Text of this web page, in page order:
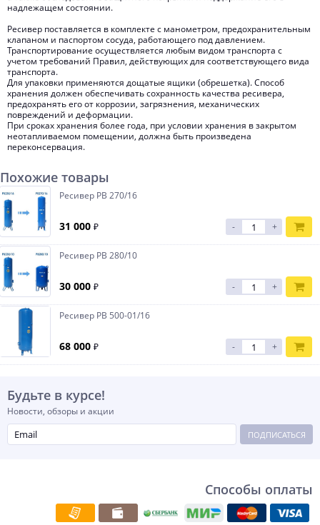
надлежащем состоянии.
Ресивер поставляется в комплекте с манометром, предохранительным
клапаном и паспортом сосуда, работающего под давлением.
Транспортирование осуществляется любым видом транспорта с
учетом требований Правил, действующих для соответствующего вида
транспорта.
Для упаковки применяются дощатые ящики (обрешетка). Способ
хранения должен обеспечивать сохранность качества ресивера,
предохранять его от коррозии, загрязнения, механических
повреждений и деформации.
При сроках хранения более года, при условии хранения в закрытом
неотапливаемом помещении, должна быть произведена
переконсервация.
Похожие товары
Ресивер РВ 270/16
31 000 ₽ - +
Ресивер РВ 280/10
30 000 ₽ - +
Ресивер РВ 500-01/16
68 000 ₽ - +
Будьте в курсе!
Новости, обзоры и акции
ПОДПИСАТЬСЯ
Способы оплаты